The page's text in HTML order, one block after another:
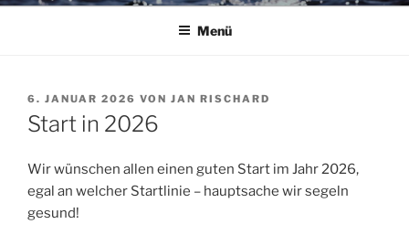
Menü
VERÖFFENTLICHT
AM
6. JANUAR 2026 VON JAN RISCHARD
Start in 2026
Wir wünschen allen einen guten Start im Jahr 2026,
egal an welcher Startlinie – hauptsache wir segeln
gesund!